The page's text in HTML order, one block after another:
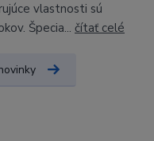
vlastnosti sú
Špecia... čítať celé